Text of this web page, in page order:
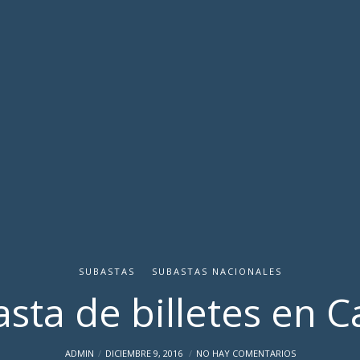
SUBASTAS SUBASTAS NACIONALES
de billetes en
ADMIN DICIEMBRE 9, 2016 NO HAY COMENTARIOS